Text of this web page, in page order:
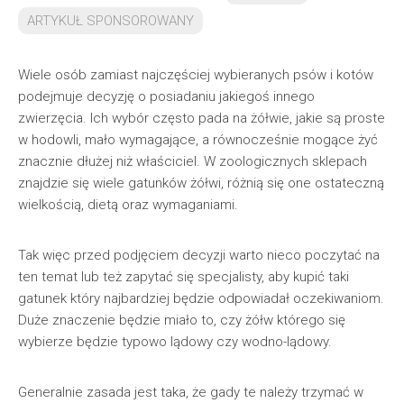
ARTYKUŁ SPONSOROWANY
Wiele osób zamiast najczęściej wybieranych psów i kotów
podejmuje decyzję o posiadaniu jakiegoś innego
zwierzęcia. Ich wybór często pada na żółwie, jakie są proste
w hodowli, mało wymagające, a równocześnie mogące żyć
znacznie dłużej niż właściciel. W zoologicznych sklepach
znajdzie się wiele gatunków żółwi, różnią się one ostateczną
wielkością, dietą oraz wymaganiami.
Tak więc przed podjęciem decyzji warto nieco poczytać na
ten temat lub też zapytać się specjalisty, aby kupić taki
gatunek który najbardziej będzie odpowiadał oczekiwaniom.
Duże znaczenie będzie miało to, czy żółw którego się
wybierze będzie typowo lądowy czy wodno-lądowy.
Generalnie zasada jest taka, że gady te należy trzymać w